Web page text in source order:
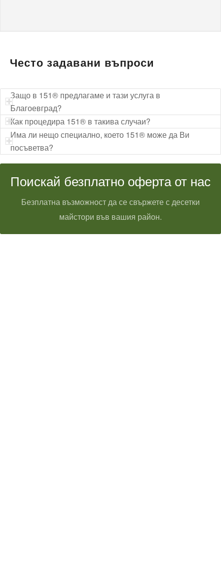
Често задавани въпроси
Защо в 151® предлагаме и тази услуга в
Благоевград?
Как процедира 151® в такива случаи?
Има ли нещо специално, което 151® може да Ви
посъветва?
Поискай безплатно оферта от нас
Безплатна възможност да се свържете с десетки
майстори във вашия район.